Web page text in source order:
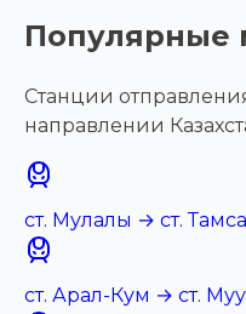
Популярные
Станции
направлении
ст. Мулалы → ст.
ст. Арал-Кум → ст.